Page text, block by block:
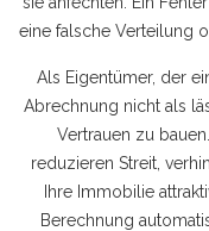
eine falsche Verteilung
Als Eigentümer, der
Abrechnung nicht als
Vertrauen zu
reduzieren Streit,
Ihre Immobilie
Berechnung